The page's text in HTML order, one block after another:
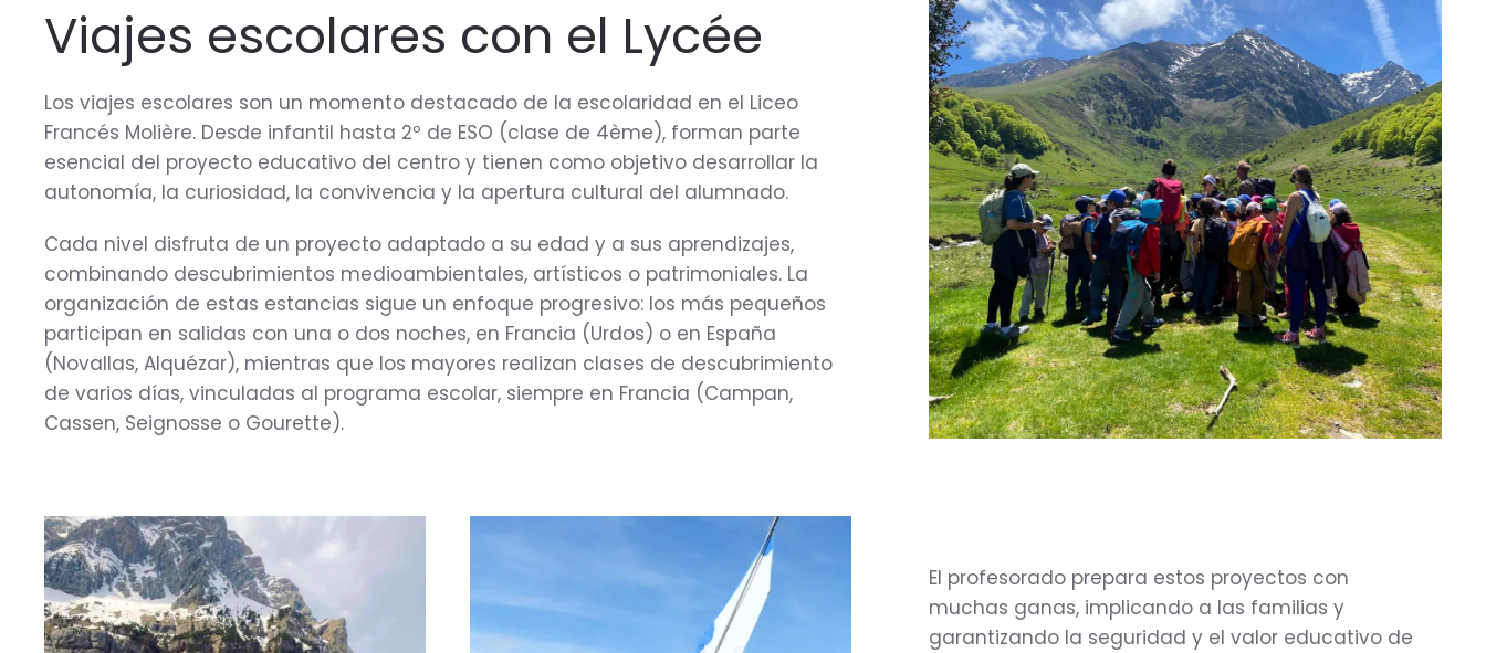
Viajes escolares con el Lycée
Los viajes escolares son un momento destacado de la escolaridad en el Liceo
Francés Molière. Desde infantil hasta 2º de ESO (clase de 4ème), forman parte
esencial del proyecto educativo del centro y tienen como objetivo desarrollar la
autonomía, la curiosidad, la convivencia y la apertura cultural del alumnado.
Cada nivel disfruta de un proyecto adaptado a su edad y a sus aprendizajes,
combinando descubrimientos medioambientales, artísticos o patrimoniales. La
organización de estas estancias sigue un enfoque progresivo: los más pequeños
participan en salidas con una o dos noches, en Francia (Urdos) o en España
(Novallas, Alquézar), mientras que los mayores realizan clases de descubrimiento
de varios días, vinculadas al programa escolar, siempre en Francia (Campan,
Cassen, Seignosse o Gourette).
El profesorado prepara estos proyectos con
muchas ganas, implicando a las familias y
garantizando la seguridad y el valor educativo de